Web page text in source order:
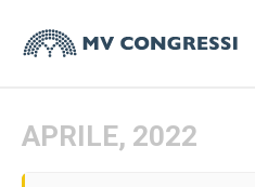
APRILE, 2022